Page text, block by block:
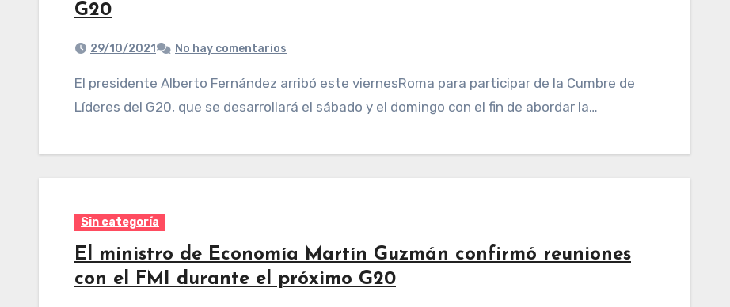
G20
29/10/2021 No hay comentarios
El presidente Alberto Fernández arribó este viernesRoma para participar de la Cumbre de
Líderes del G20, que se desarrollará el sábado y el domingo con el fin de abordar la…
Sin categoría
El ministro de Economía Martín Guzmán confirmó reuniones
con el FMI durante el próximo G20